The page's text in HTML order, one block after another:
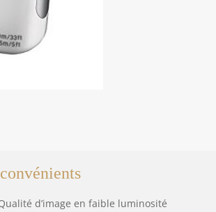
d’image en faible luminosité